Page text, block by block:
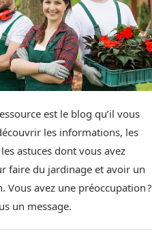
est le blog qu’il vous
les informations, les
astuces dont vous avez
faire du jardinage et avoir un
Vous avez une préoccupation ?
un message.